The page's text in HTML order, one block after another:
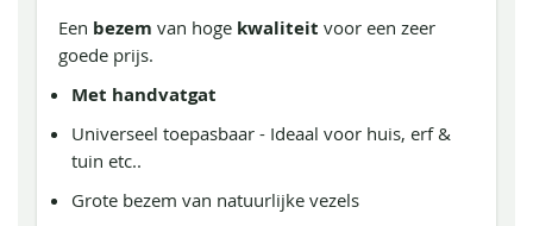
Een bezem van hoge kwaliteit voor een zeer
goede prijs.
Met handvatgat
Universeel toepasbaar - Ideaal voor huis, erf &
tuin etc..
Grote bezem van natuurlijke vezels